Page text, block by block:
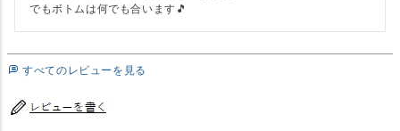
でもボトムは何でも合います🎵
すべてのレビューを見る